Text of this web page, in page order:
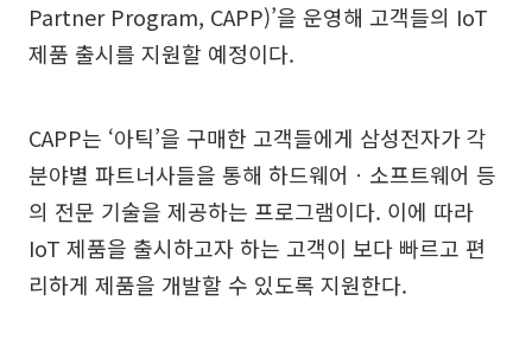
Partner Program, CAPP)’을 운영해 고객들의 IoT
제품 출시를 지원할 예정이다.
CAPP는 ‘아틱’을 구매한 고객들에게 삼성전자가 각
분야별 파트너사들을 통해 하드웨어ㆍ소프트웨어 등
의 전문 기술을 제공하는 프로그램이다. 이에 따라
IoT 제품을 출시하고자 하는 고객이 보다 빠르고 편
리하게 제품을 개발할 수 있도록 지원한다.